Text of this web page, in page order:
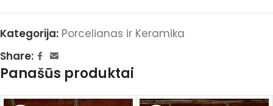
Kategorija: Porcelianas ir Keramika
Share:
Panašūs produktai